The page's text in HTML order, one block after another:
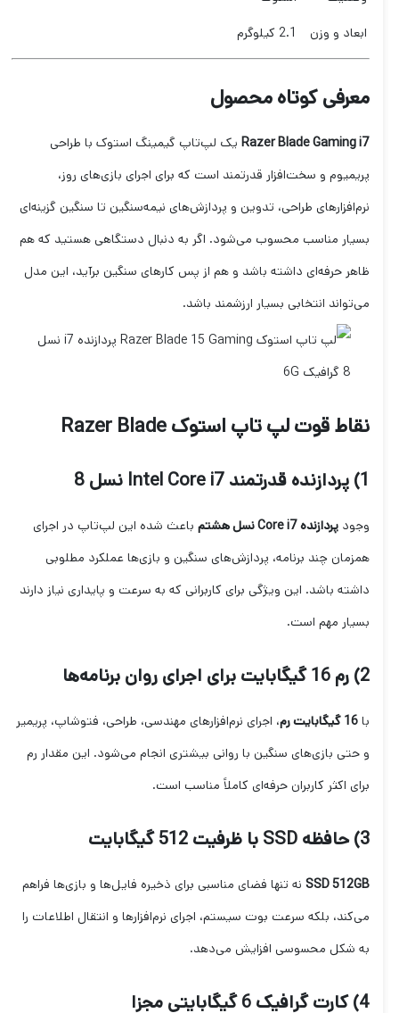
ابعاد و وزن
2.1 کیلوگرم
معرفی کوتاه محصول
Razer Blade Gaming i7یک لپ‌تاپ گیمینگ استوک با طراحی
پریمیوم و سخت‌افزار قدرتمند است که برای اجرای بازی‌های روز،
نرم‌افزارهای طراحی، تدوین و پردازش‌های نیمه‌سنگین تا سنگین گزینه‌ای
بسیار مناسب محسوب می‌شود. اگر به دنبال دستگاهی هستید که هم
ظاهر حرفه‌ای داشته باشد و هم از پس کارهای سنگین برآید، این مدل
می‌تواند انتخابی بسیار ارزشمند باشد.
نقاط قوت لپ تاپ استوک Razer Blade
وجودپردازنده Core i7 نسل هشتم
باعث شده این لپ‌تاپ در اجرای
همزمان چند برنامه، پردازش‌های سنگین و بازی‌ها عملکرد مطلوبی
داشته باشد. این ویژگی برای کاربرانی که به سرعت و پایداری نیاز دارند
بسیار مهم است.
16 گیگابایت رم
، اجرای نرم‌افزارهای مهندسی، طراحی، فتوشاپ، پریمیر
و حتی بازی‌های سنگین با روانی بیشتری انجام می‌شود. این مقدار رم
برای اکثر کاربران حرفه‌ای کاملاً مناسب است.
SSD 512GBنه تنها فضای مناسبی برای ذخیره فایل‌ها و بازی‌ها فراهم
می‌کند، بلکه سرعت بوت سیستم، اجرای نرم‌افزارها و انتقال اطلاعات را
به شکل محسوسی افزایش می‌دهد.